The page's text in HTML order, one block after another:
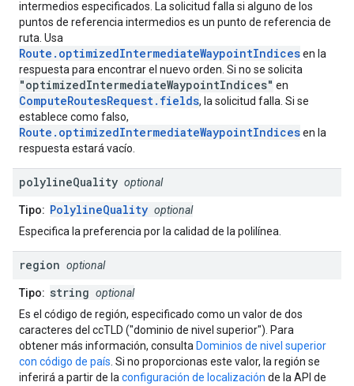
intermedios especificados. La solicitud falla si alguno de los
puntos de referencia intermedios es un punto de referencia de
ruta. Usa
Route.optimizedIntermediateWaypointIndicesen la
respuesta para encontrar el nuevo orden. Si no se solicita
"optimizedIntermediateWaypointIndices" en
ComputeRoutesRequest.fields, la solicitud falla. Si se
establece como falso,
Route.optimizedIntermediateWaypointIndicesen la
respuesta estará vacío.
polylineQuality optional
Tipo: PolylineQuality optional
Especifica la preferencia por la calidad de la polilínea.
region optional
Tipo: string optional
Es el código de región, especificado como un valor de dos
caracteres del ccTLD ("dominio de nivel superior"). Para
obtener más información, consulta Dominios de nivel superior
con código de país . Si no proporcionas este valor, la región se
inferirá a partir de la configuración de localización de la API de